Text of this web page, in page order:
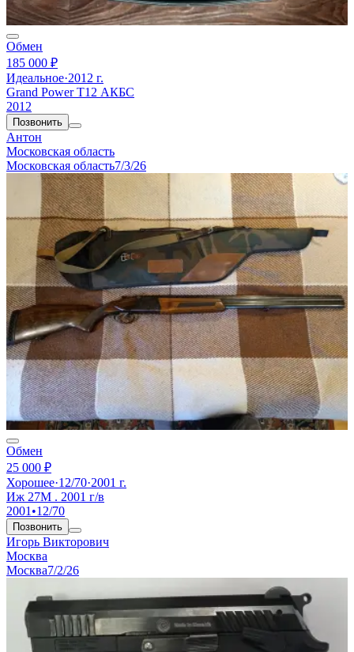
Обмен
185 000 ₽
Идеальное·2012 г.
Grand Power T12 АКБС
2012
Позвонить
Антон
Московская область
Московская область7/3/26
Обмен
25 000 ₽
Хорошее·12/70·2001 г.
Иж 27М . 2001 г/в
2001 •12/70
Позвонить
Игорь Викторович
Москва
Москва7/2/26